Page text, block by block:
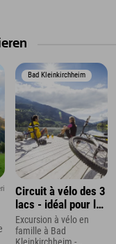
Bad Kleinkirchheim
Circuit à vélo des 3
lacs - idéal pour les
familles
Excursion à vélo en
famille à Bad